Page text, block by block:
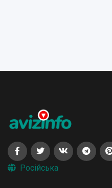
Російська